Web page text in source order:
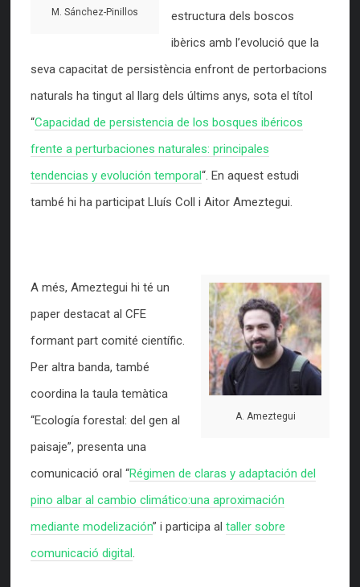
M. Sánchez-Pinillos
estructura dels boscos
ibèrics amb l’evolució que la
seva capacitat de persistència enfront de pertorbacions
naturals ha tingut al llarg dels últims anys, sota el títol
“Capacidad de persistencia de los bosques ibéricos
frente a perturbaciones naturales: principales
tendencias y evolución temporal“. En aquest estudi
també hi ha participat Lluís Coll i Aitor Ameztegui.
A. Ameztegui
A més, Ameztegui hi té un
paper destacat al CFE
formant part comité científic.
Per altra banda, també
coordina la taula temàtica
“Ecología forestal: del gen al
paisaje”, presenta una
comunicació oral “Régimen de claras y adaptación del
pino albar al cambio climático:una aproximación
mediante modelización” i participa al taller sobre
comunicació digital.